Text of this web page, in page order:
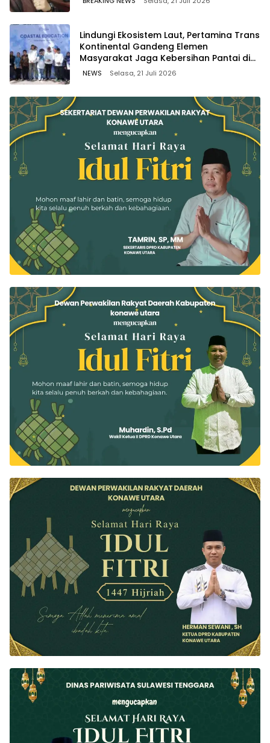
Lindungi Ekosistem Laut, Pertamina Trans
Kontinental Gandeng Elemen
Masyarakat Jaga Kebersihan Pantai di
Bitung, Sulawesi
NEWS Selasa, 21 Juli 2026